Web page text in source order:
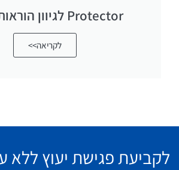
Protector לגיוון הוראות יישום
לקריאה>>
לקביעת פגישת יעוץ ללא